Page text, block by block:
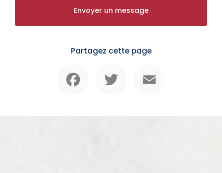
Envoyer un message
Partagez cette page